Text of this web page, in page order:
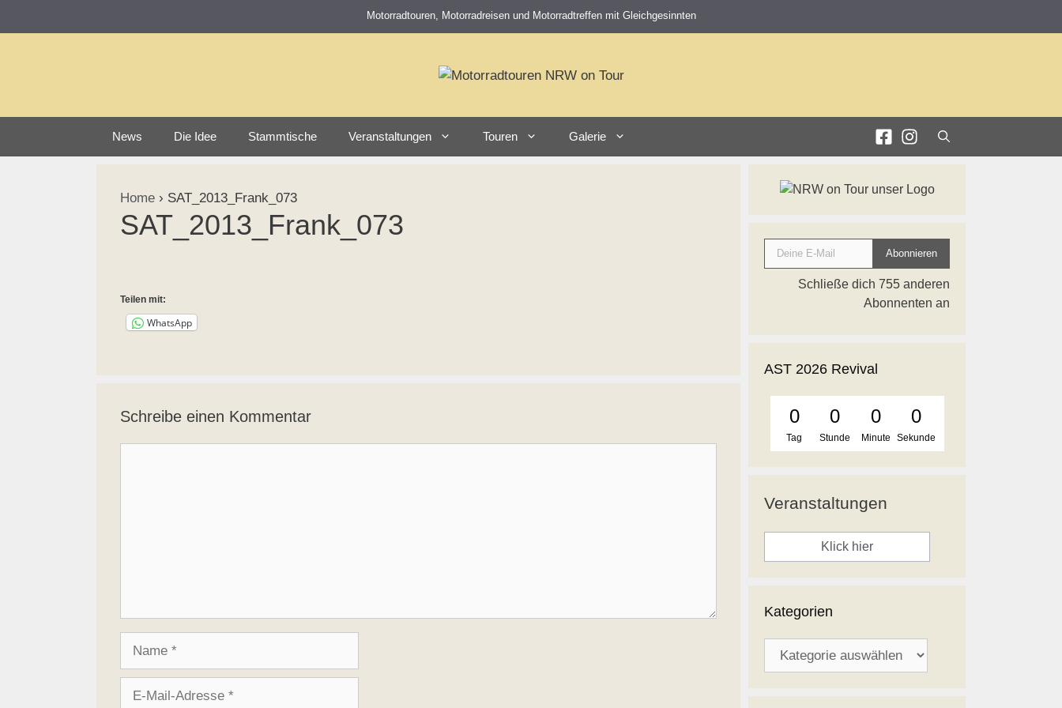
Motorradtouren, Motorradreisen und Motorradtreffen mit Gleichgesinnten
News Die Idee Stammtische Veranstaltungen Touren Galerie
Home › SAT_2013_Frank_073
SAT_2013_Frank_073
Teilen mit:
WhatsApp
Schreibe einen Kommentar
Deine E-Mail
Abonnieren
Schließe dich 755 anderen
Abonnenten an
AST 2026 Revival
0
Tag
0
Stunde
0
Minute
0
Sekunde
Veranstaltungen
Klick hier
Kategorien